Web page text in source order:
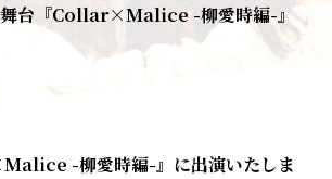
舞台『Collar×Malice -柳愛時編-』
-柳愛時編-』に出演いたしま